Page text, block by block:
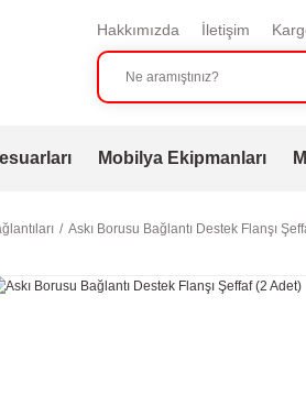
Hakkımızda İletişim
Mobilya Ekipmanları
Askı Borusu Bağlantı Destek Flanşı